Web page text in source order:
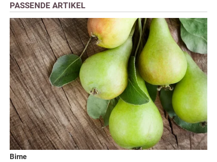
PASSENDE ARTIKEL
Birne